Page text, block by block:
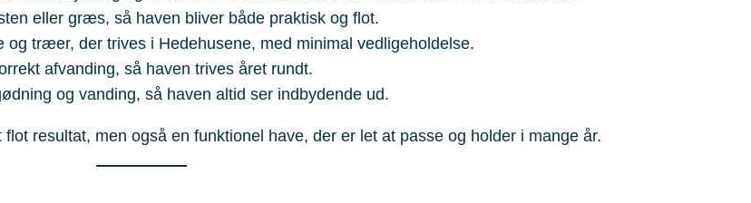
eller græs, så haven bliver både praktisk og flot.
og træer, der trives i Hedehusene, med minimal vedligeholdelse.
afvanding, så haven trives året rundt.
og vanding, så haven altid ser indbydende ud.
resultat, men også en funktionel have, der er let at passe og holder i mange år.